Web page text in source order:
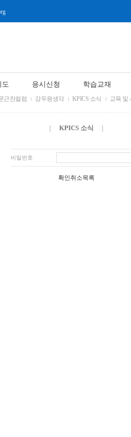
도 응시신청 학습교재
근찬컬럼 강두원생각 KPICS 소식 교육 및
[ KPICS 소식 ]
비밀번호
확인취소목록